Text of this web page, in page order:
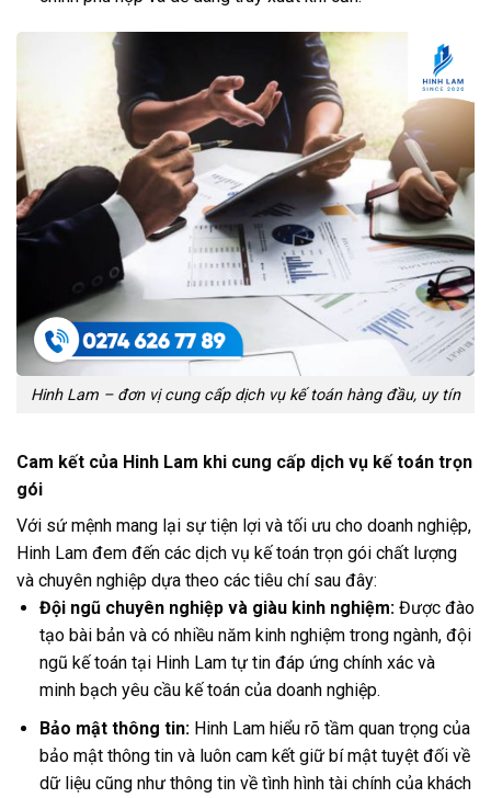
Hinh Lam – đơn vị cung cấp dịch vụ kế toán hàng đầu, uy tín
Cam kết của Hinh Lam khi cung cấp dịch vụ kế toán trọn
gói
Với sứ mệnh mang lại sự tiện lợi và tối ưu cho doanh nghiệp,
Hinh Lam đem đến các dịch vụ kế toán trọn gói chất lượng
và chuyên nghiệp dựa theo các tiêu chí sau đây:
Đội ngũ chuyên nghiệp và giàu kinh nghiệm:Được đào
tạo bài bản và có nhiều năm kinh nghiệm trong ngành, đội
ngũ kế toán tại Hinh Lam tự tin đáp ứng chính xác và
minh bạch yêu cầu kế toán của doanh nghiệp.
Bảo mật thông tin:Hinh Lam hiểu rõ tầm quan trọng của
bảo mật thông tin và luôn cam kết giữ bí mật tuyệt đối về
dữ liệu cũng như thông tin về tình hình tài chính của khách